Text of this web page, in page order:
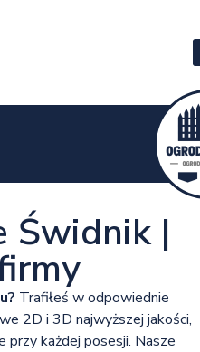
Świdnik |
Trafiłeś w odpowiednie
2D i 3D najwyższej jakości,
każdej posesji. Nasze